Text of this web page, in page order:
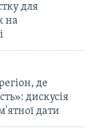
для
на
де
дискусія
дати